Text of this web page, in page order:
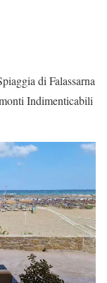
di Falassarna
Indimenticabili